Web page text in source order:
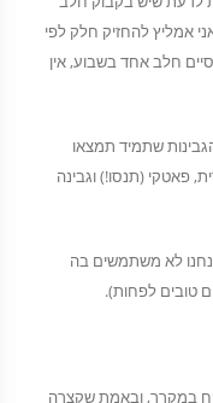
אמליץ להחזיק חלק לפי
חלב אחד בשבוע, אין
שתמיד תמצאו
פאטקי (תנסו!) וגבינה
לא משתמשים בה
טובים לפחות).
במקרר, ובאמת שקצרה